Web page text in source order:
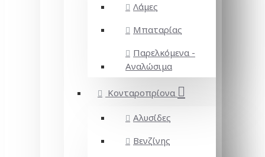
Λάμες
Μπαταρίας
Παρελκόμενα -
Αναλώσιμα
Κονταροπρίονα
Αλυσίδες
Βενζίνης